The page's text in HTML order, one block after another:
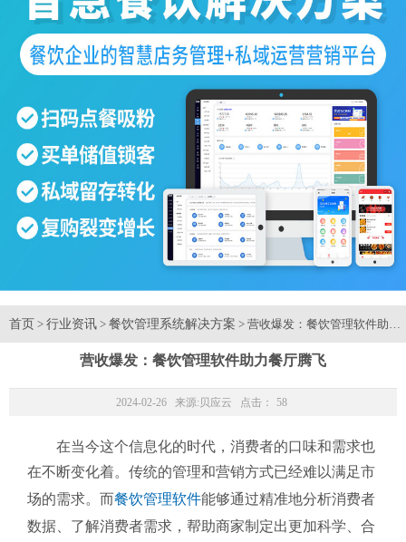
首页 > 行业资讯 > 餐饮管理系统解决方案 > 营收爆发：餐饮管理软件助力
营收爆发：餐饮管理软件助力餐厅腾飞
2024-02-26 来源: 贝应云 点击： 58
在当今这个信息化的时代，消费者的口味和需求也
在不断变化着。传统的管理和营销方式已经难以满足市
场的需求。而餐饮管理软件能够通过精准地分析消费者
数据、了解消费者需求，帮助商家制定出更加科学、合